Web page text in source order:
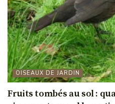
OISEAUX DE JARDIN
Fruits tombés au sol :